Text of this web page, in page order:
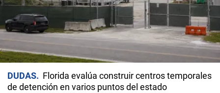
DUDAS
Florida evalúa construir centros temporales
de detención en varios puntos del estado